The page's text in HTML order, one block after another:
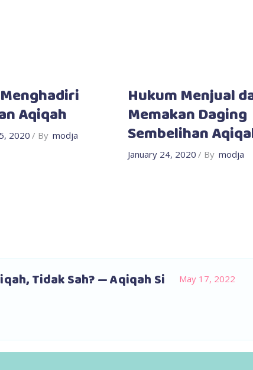
Aqiqah
2020 By modja
Hukum Menjual
Memakan Daging
Sembelihan
January 24, 2020 By modja
Tidak Sah? — Aqiqah Si May 17, 2022